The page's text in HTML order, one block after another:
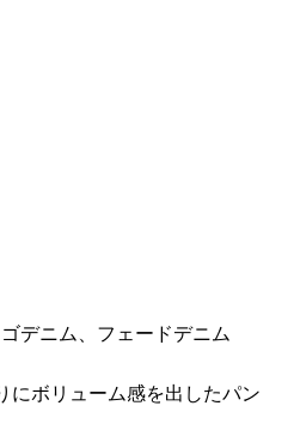
デニム、フェードデニム
にボリューム感を出したパン